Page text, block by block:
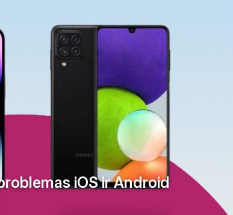
įrenginiuoseiOS ir Android